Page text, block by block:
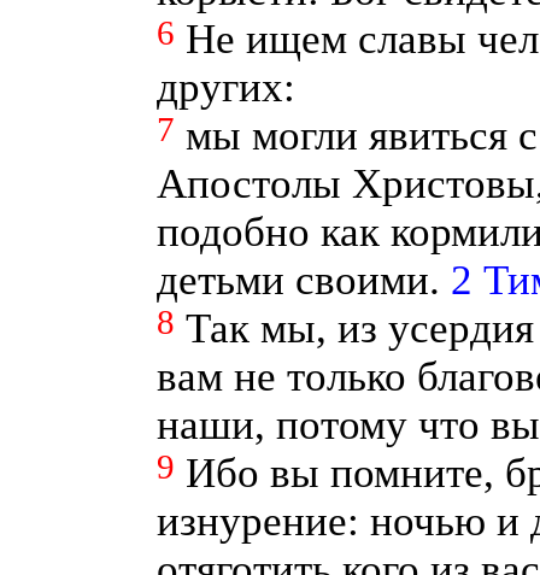
6 Не ищем славы
других:
7 мы могли явиться
Апостолы
подобно как
детьми своими. 2
8 Так мы, из
вам не только
наши, потому что
9 Ибо вы помните,
изнурение: ночью и